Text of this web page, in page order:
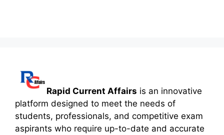
Rapid Current Affairs is an innovative
platform designed to meet the needs of
students, professionals, and competitive exam
aspirants who require up-to-date and accurate